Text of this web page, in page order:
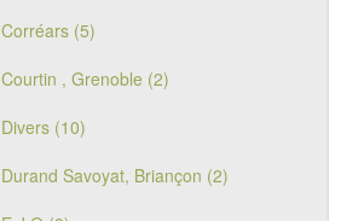
Corréars (5)
Courtin , Grenoble (2)
Divers (10)
Durand Savoyat, Briançon (2)